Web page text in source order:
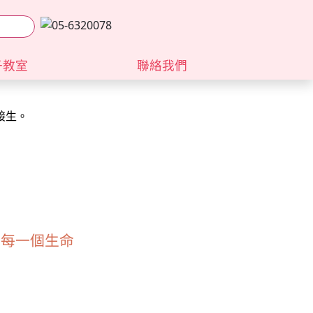
室 聯絡我們
。
一個生命